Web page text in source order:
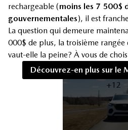
rechargeable (moins les 7 500$
gouvernementales), il est
La question qui demeure
000$ de plus, la troisième rangée
vaut-elle la peine? À vous de
Découvrez-en plus sur le
+12